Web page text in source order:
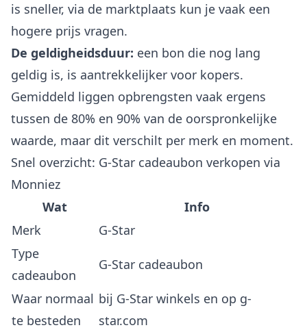
is sneller, via de marktplaats kun je vaak een
hogere prijs vragen.
De geldigheidsduur: een bon die nog lang
geldig is, is aantrekkelijker voor kopers.
Gemiddeld liggen opbrengsten vaak ergens
tussen de 80% en 90% van de oorspronkelijke
waarde, maar dit verschilt per merk en moment.
Snel overzicht: G-Star cadeaubon verkopen via
Monniez
Wat
Info
Merk
G-Star
Type
cadeaubon
G-Star cadeaubon
Waar normaal
te besteden
bij G-Star winkels en op g-
star.com